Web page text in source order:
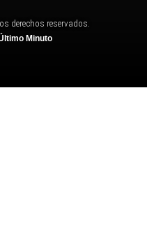
derechos reservados.
Minuto